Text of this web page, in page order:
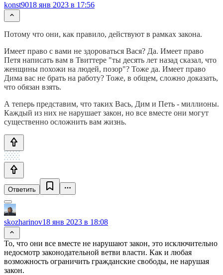
konst9018 янв 2023 в 17:56
Потому что они, как правило, действуют в рамках закона.
Имеет право с вами не здороваться Вася? Да. Имеет право
Петя написать вам в Твиттере "ты десять лет назад сказал, что
женщины похожи на людей, позор"? Тоже да. Имеет право
Дима вас не брать на работу? Тоже, в общем, сложно доказать,
что обязан взять.
А теперь представим, что таких Вась, Дим и Петь - миллионы.
Каждый из них не нарушает закон, но все вместе они могут
существенно осложнить вам жизнь.
Ответить
skozharinov18 янв 2023 в 18:08
То, что они все вместе не нарушают закон, это исключительно
недосмотр законодательной ветви власти. Как и любая
возможность ограничить гражданские свободы, не нарушая
закон.